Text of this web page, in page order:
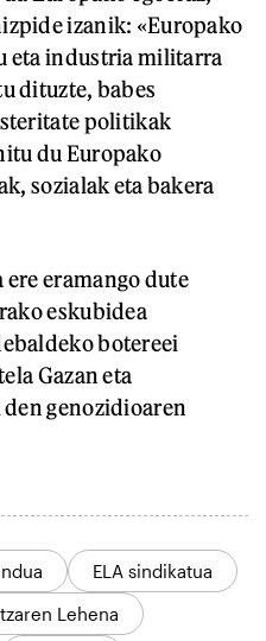
izanik: «Europako
eta industria militarra
dituzte, babes
politikak
du Europako
sozialak eta bakera
eramango dute
eskubidea
botereei
Gazan eta
genozidioaren
ELA sindikatua
Lehena